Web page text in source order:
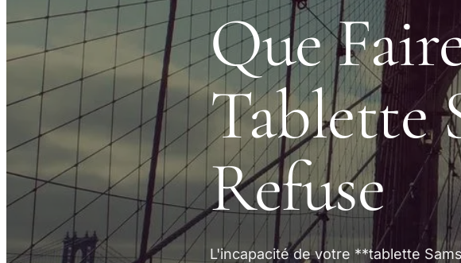
Que
Tablette
Refuse
L'incapacité de votre **tablette